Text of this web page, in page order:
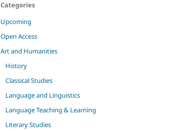
Categories
Upcoming
Open Access
Art and Humanities
History
Classical Studies
Language and Linguistics
Language Teaching & Learning
Literary Studies